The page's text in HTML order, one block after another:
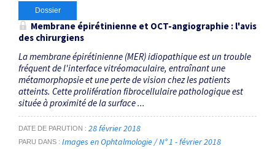
Dossier
Membrane épirétinienne et OCT-angiographie : l'avis
des chirurgiens
La membrane épirétinienne (MER) idiopathique est un trouble
fréquent de l'interface vitréomaculaire, entraînant une
métamorphopsie et une perte de vision chez les patients
atteints. Cette prolifération fibrocellulaire pathologique est
située à proximité de la surface ...
DATE DE PARUTION 28 février 2018
PARU DANS Images en Ophtalmologie / N° 1 - février 2018